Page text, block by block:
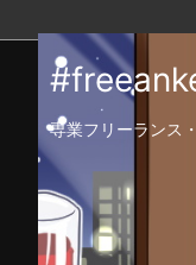
専業フリーランス